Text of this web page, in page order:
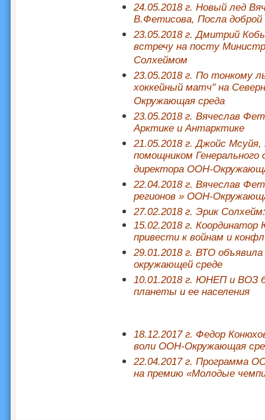
24.05.2018 г. Новый лед
В.Фетисова, Посла
23.05.2018 г. Дмитрий
встречу на посту
Солхеймом
23.05.2018 г. По тонкому
хоккейный матч" на
Окружающая среда
23.05.2018 г. Вячеслав
Арктике и Антарктике
21.05.2018 г. Джойс
помощником
директора ООН-
22.04.2018 г. Вячеслав
регионов » ООН-
27.02.2018 г. Эрик
15.02.2018 г.
привести к войнам и
29.01.2018 г. ВТО
окружающей среде
10.01.2018 г. ЮНЕП и ВОЗ
планеты и ее населения
18.12.2017 г. Федор
воли ООН-Окружающая
22.04.2017 г. Программа
на премию «Молодые